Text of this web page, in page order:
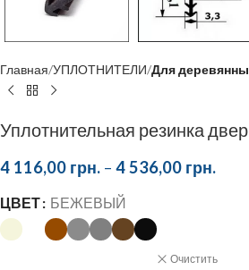
Главная УПЛОТНИТЕЛИ Для
Уплотнительная резинка
4 116,00 грн. – 4 536,00 грн.
ЦВЕТ БЕЖЕВЫЙ
Очистить